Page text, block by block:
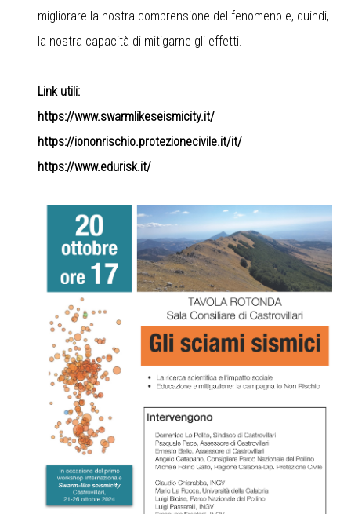
migliorare la nostra comprensione del fenomeno e, quindi,
la nostra capacità di mitigarne gli effetti.
Link utili:
https://www.swarmlikeseismicity.it/
https://iononrischio.protezionecivile.it/it/
https://www.edurisk.it/